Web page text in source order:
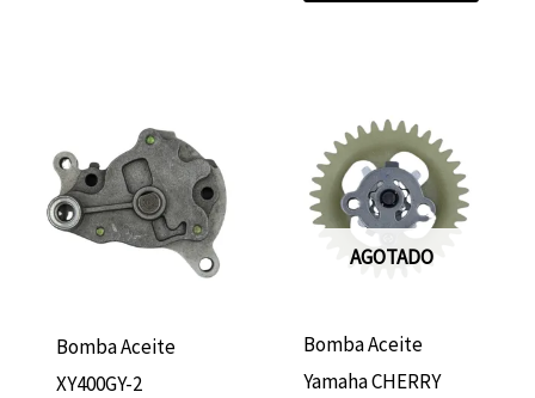
Bomba Aceite
XY400GY-2
AGOTADO
Bomba Aceite
Yamaha CHERRY